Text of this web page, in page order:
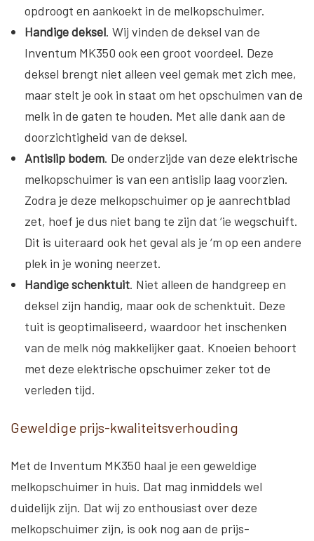
opdroogt en aankoekt in de melkopschuimer.
Handige deksel. Wij vinden de deksel van de
Inventum MK350 ook een groot voordeel. Deze
deksel brengt niet alleen veel gemak met zich mee,
maar stelt je ook in staat om het opschuimen van de
melk in de gaten te houden. Met alle dank aan de
doorzichtigheid van de deksel.
Antislip bodem. De onderzijde van deze elektrische
melkopschuimer is van een antislip laag voorzien.
Zodra je deze melkopschuimer op je aanrechtblad
zet, hoef je dus niet bang te zijn dat ‘ie wegschuift.
Dit is uiteraard ook het geval als je ‘m op een andere
plek in je woning neerzet.
Handige schenktuit. Niet alleen de handgreep en
deksel zijn handig, maar ook de schenktuit. Deze
tuit is geoptimaliseerd, waardoor het inschenken
van de melk nóg makkelijker gaat. Knoeien behoort
met deze elektrische opschuimer zeker tot de
verleden tijd.
Geweldige prijs-kwaliteitsverhouding
Met de Inventum MK350 haal je een geweldige
melkopschuimer in huis. Dat mag inmiddels wel
duidelijk zijn. Dat wij zo enthousiast over deze
melkopschuimer zijn, is ook nog aan de prijs-